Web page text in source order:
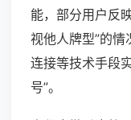
能，部分用户反
视他人牌型”的
连接等技术手段
号”。